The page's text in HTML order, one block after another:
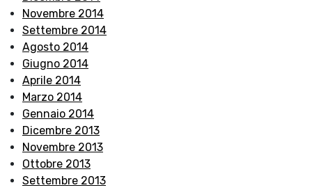
Novembre 2014
Settembre 2014
Agosto 2014
Giugno 2014
Aprile 2014
Marzo 2014
Gennaio 2014
Dicembre 2013
Novembre 2013
Ottobre 2013
Settembre 2013